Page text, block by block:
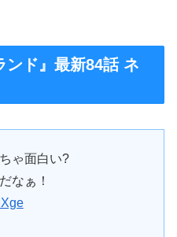
ンド』最新84話 ネ
ゃ面白い?
なぁ！